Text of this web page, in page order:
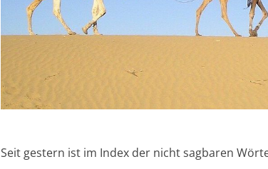
Seit gestern ist im Index der nicht sagbaren